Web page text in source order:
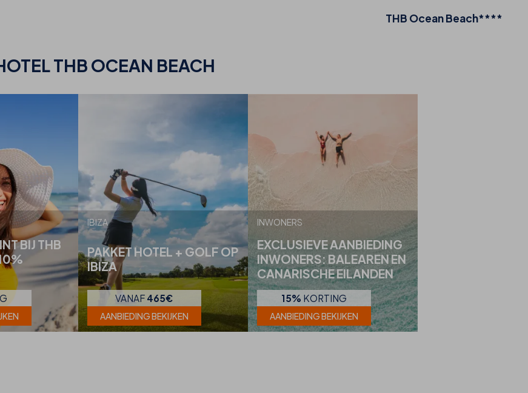
THB Ocean Beach****
THB OCEAN BEACH
BIJ THB
IBIZA
PAKKET HOTEL + GOLF OP
IBIZA
VANAF 465€
AANBIEDING BEKIJKEN
INWONERS
EXCLUSIEVE AANBIEDING
INWONERS: BALEAREN EN
CANARISCHE EILANDEN
15% KORTING
AANBIEDING BEKIJKEN